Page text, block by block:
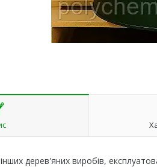
дерев'яних виробів,